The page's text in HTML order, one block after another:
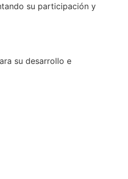
su participación y
su desarrollo e